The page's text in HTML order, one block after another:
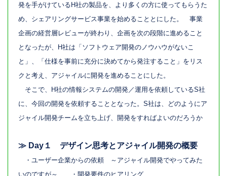
発を手がけているH社の製品を、より多くの方に使ってもらうた
め、シェアリングサービス事業を始めることとにした。 事業
企画の経営層レビューが終わり、企画を次の段階に進めること
となったが、H社は「ソフトウェア開発のノウハウがないこ
と」、「仕様を事前に充分に決めてから発注すること」をリス
クと考え、アジャイルに開発を進めることにした。
そこで、H社の情報システムの開発／運用を依頼しているS社
に、今回の開発を依頼することとなった。S社は、どのようにア
ジャイル開発チームを立ち上げ、開発をすればよいのだろうか
≫ Day１ デザイン思考とアジャイル開発の概要
・ユーザー企業からの依頼 ～アジャイル開発でやってみた
いのですが～ ・開発要件のヒアリング